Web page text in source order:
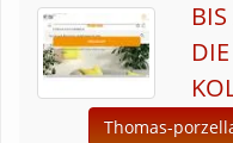
Thomas-